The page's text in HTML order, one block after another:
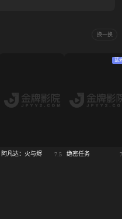
换一换
阿凡达：火与烬 7.5
蓝
绝密任务